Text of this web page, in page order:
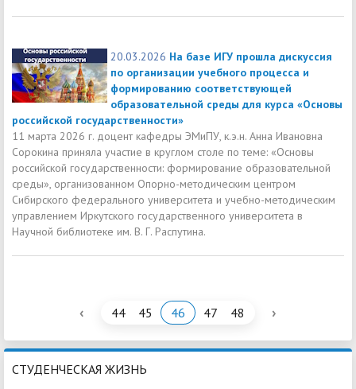
20.03.2026 На базе ИГУ прошла дискуссия
по организации учебного процесса и
формированию соответствующей
образовательной среды для курса «Основы
российской государственности»
11 марта 2026 г. доцент кафедры ЭМиПУ, к.э.н. Анна Ивановна
Сорокина приняла участие в круглом столе по теме: «Основы
российской государственности: формирование образовательной
среды», организованном Опорно-методическим центром
Сибирского федерального университета и учебно-методическим
управлением Иркутского государственного университета в
Научной библиотеке им. В. Г. Распутина.
‹ 44 45 46 47 48 ›
СТУДЕНЧЕСКАЯ ЖИЗНЬ